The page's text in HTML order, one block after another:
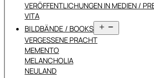
VERÖFFENTLICHUNGEN IN MEDIEN /
VITA
BILDBÄNDE / BOOKS
öffnen
VERGESSENE PRACHT
MEMENTO
MELANCHOLIA
NEULAND